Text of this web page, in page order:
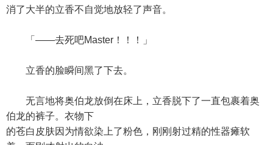
消了大半的立香不自觉地放轻了声音。
「——去死吧Master！！！」
立香的脸瞬间黑了下去。
无言地将奥伯龙放倒在床上，立香脱下了一直包裹着奥
伯龙的裤子。衣物下
的苍白皮肤因为情欲染上了粉色，刚刚射过精的性器瘫软